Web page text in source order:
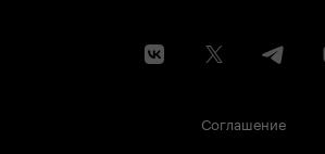
Соглашение